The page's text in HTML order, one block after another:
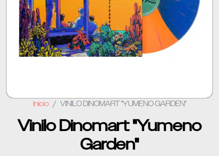
Inicio VINILO DINOMART "YUMENO GARDEN"
Vinilo Dinomart "Yumeno
Garden"